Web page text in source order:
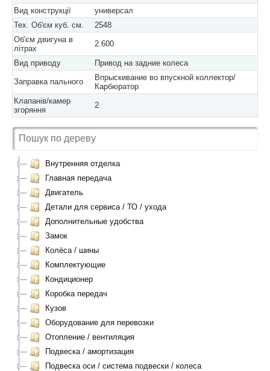
Вид конструкції
универсал
Тех. Об'єм куб. см.
2548
Об'єм двигуна в
літрах
2.600
Вид приводу Привод на задние колеса
Заправка пального
Впрыскивание во впускной коллектор/
Карбюратор
Клапанів/камер
згоряння
2
Внутренняя отделка
Главная передача
Двигатель
Детали для сервиса / ТО / ухода
Дополнительные удобства
Замок
Колёса / шины
Комплектующие
Кондиционер
Коробка передач
Кузов
Оборудование для перевозки
Отопление / вентиляция
Подвеска / амортизация
Подвеска оси / система подвески / колеса